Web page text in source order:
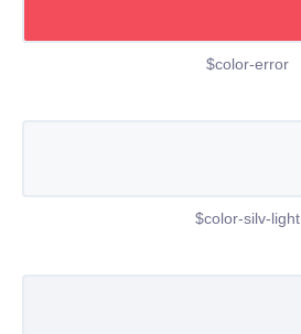
$color-error
$color-silv-light